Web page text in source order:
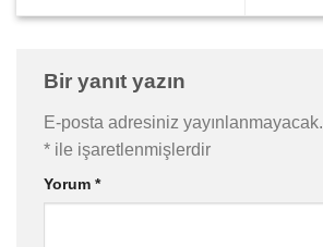
Bir yanıt yazın
E-posta adresiniz yayınlanmayacak.
* ile işaretlenmişlerdir
Yorum *